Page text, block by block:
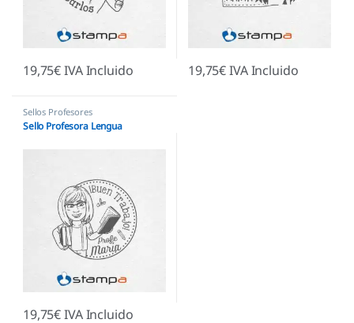
19,75€IVA Incluido 19,75€IVA Incluido
Sellos Profesores
Sello Profesora Lengua
19,75€IVA Incluido